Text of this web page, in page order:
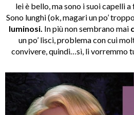
lei è bello, ma sono i suoi capelli
Sono lunghi (ok, magari un po’
luminosi. In più non sembrano mai
un po’ lisci, problema con cui
convivere, quindi…sì, li vorremmo